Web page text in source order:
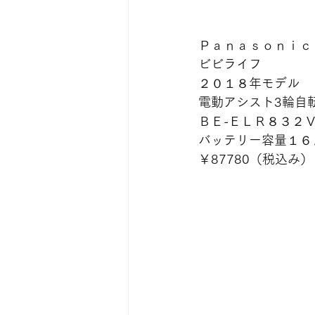
Ｐａｎａｓｏｎｉｃ
ビビライフ
２０１８年モデル
電動アシスト3輪自
ＢＥ-ＥＬＲ８３２Ｖ
バッテリー容量１６
￥87780（税込み）